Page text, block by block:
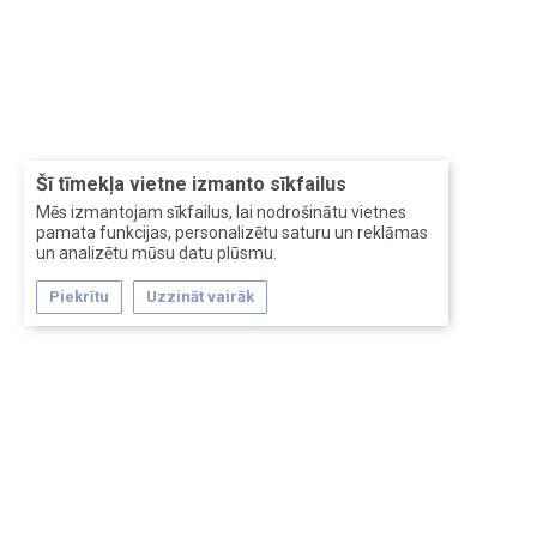
Šī tīmekļa vietne izmanto sīkfailus
Mēs izmantojam sīkfailus, lai nodrošinātu vietnes
pamata funkcijas, personalizētu saturu un reklāmas
un analizētu mūsu datu plūsmu.
Piekrītu Uzzināt vairāk